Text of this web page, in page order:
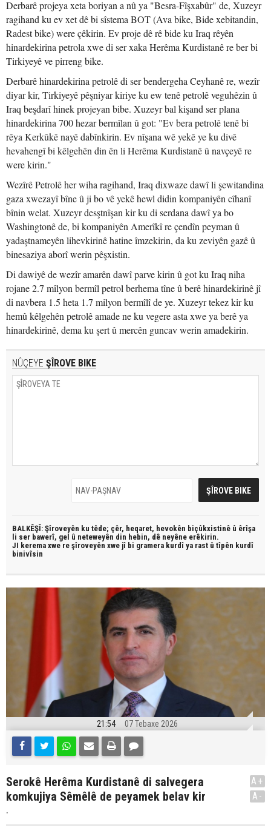
Derbarê projeya xeta boriyan a nû ya "Besra-Fîşxabûr" de, Xuzeyr
ragihand ku ev xet dê bi sîstema BOT (Ava bike, Bide xebitandin,
Radest bike) were çêkirin. Ev proje dê rê bide ku Iraq rêyên
hinardekirina petrola xwe di ser xaka Herêma Kurdistanê re ber bi
Tirkiyeyê ve pirreng bike.
Derbarê hinardekirina petrolê di ser bendergeha Ceyhanê re, wezîr
diyar kir, Tirkiyeyê pêşniyar kiriye ku ew tenê petrolê veguhêzin û
Iraq beşdarî hinek projeyan bibe. Xuzeyr bal kişand ser plana
hinardekirina 700 hezar bermîlan û got: "Ev bera petrolê tenê bi
rêya Kerkûkê nayê dabînkirin. Ev nîşana wê yekê ye ku divê
hevahengî bi kêlgehên din ên li Herêma Kurdistanê û navçeyê re
were kirin."
Wezîrê Petrolê her wiha ragihand, Iraq dixwaze dawî li şewitandina
gaza xwezayî bîne û ji bo vê yekê hewl didin kompaniyên cîhanî
bînin welat. Xuzeyr desştnîşan kir ku di serdana dawî ya bo
Washingtonê de, bi kompaniyên Amerîkî re çendîn peyman û
yadaştnameyên lihevkirinê hatine îmzekirin, da ku zeviyên gazê û
binesaziya aborî werin pêşxistin.
Di dawiyê de wezîr amarên dawî parve kirin û got ku Iraq niha
rojane 2.7 mîlyon bermîl petrol berhema tîne û berê hinardekirinê jî
di navbera 1.5 heta 1.7 milyon bermîlî de ye. Xuzeyr tekez kir ku
hemû kêlgehên petrolê amade ne ku vegere asta xwe ya berê ya
hinardekirinê, dema ku şert û mercên guncav werin amadekirin.
NÛÇEYE ŞÎROVE BIKE
BALKÊŞÎ: Şîroveyên ku têde; çêr, heqaret, hevokên biçûkxistinê û êrîşa
li ser bawerî, gel û neteweyên din hebin, dê neyêne erêkirin.
JI kerema xwe re şîroveyên xwe jî bi gramera kurdî ya rast û tîpên kurdî
binivîsin
21:54 07 Tebaxe 2026
Serokê Herêma Kurdistanê di salvegera
komkujiya Sêmêlê de peyamek belav kir
.
A+
A-